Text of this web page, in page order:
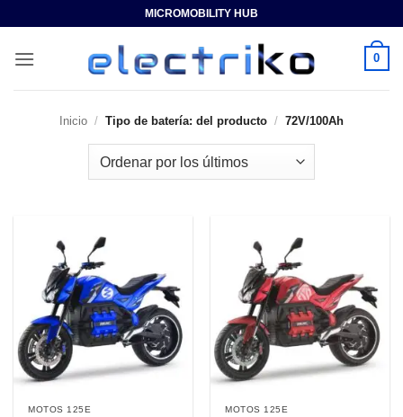
contenido
MICROMOBILITY HUB
0
Inicio / Tipo de batería: del producto / 72V/100Ah
MOTOS 125E MOTOS 125E